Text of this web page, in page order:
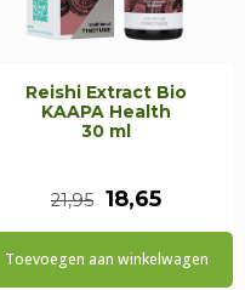
Reishi Extract Bio
KAAPA Health
30 ml
21,95
prijs
18,65Huidige
prijs
Toevoegen aan winkelwagen